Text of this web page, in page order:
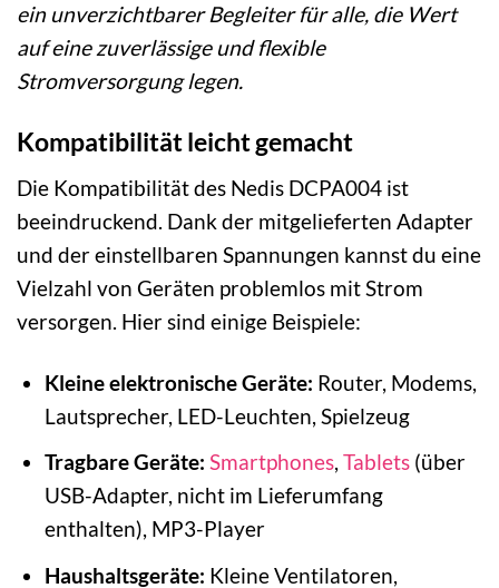
ein unverzichtbarer Begleiter für alle, die Wert
auf eine zuverlässige und flexible
Stromversorgung legen.
Kompatibilität leicht gemacht
Die Kompatibilität des Nedis DCPA004 ist
beeindruckend. Dank der mitgelieferten Adapter
und der einstellbaren Spannungen kannst du eine
Vielzahl von Geräten problemlos mit Strom
versorgen. Hier sind einige Beispiele:
Kleine elektronische Geräte: Router, Modems,
Lautsprecher, LED-Leuchten, Spielzeug
Tragbare Geräte: Smartphones, Tablets(über
USB-Adapter, nicht im Lieferumfang
enthalten), MP3-Player
Haushaltsgeräte: Kleine Ventilatoren,